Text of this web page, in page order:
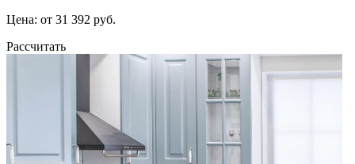
Цена: от 31 392 руб.
Рассчитать